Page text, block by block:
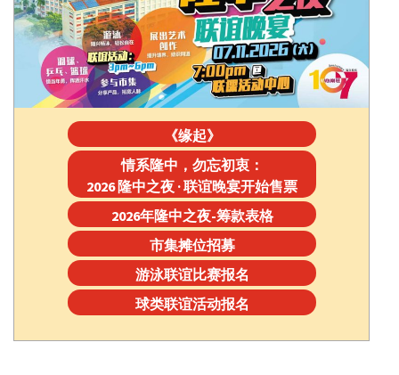
《缘起》
情系隆中，勿忘初衷：
2026 隆中之夜 · 联谊晚宴开始售票
2026年隆中之夜-筹款表格
市集摊位招募
游泳联谊比赛报名
球类联谊活动报名